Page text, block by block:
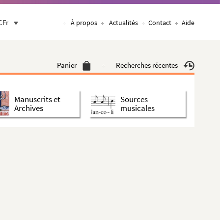
À propos Actualités Contact Aide
Panier Recherches récentes
Manuscrits et
Archives
Sources
musicales